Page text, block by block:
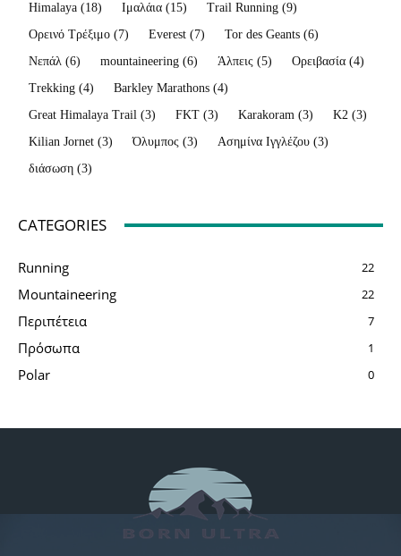
Himalaya (18) Ιμαλάια (15) Trail Running (9)
Ορεινό Τρέξιμο (7) Everest (7) Tor des Geants (6)
Νεπάλ (6) mountaineering (6) Άλπεις (5) Ορειβασία (4)
Trekking (4) Barkley Marathons (4)
Great Himalaya Trail (3) FKT (3) Karakoram (3) K2 (3)
Kilian Jornet (3) Όλυμπος (3) Ασημίνα Ιγγλέζου (3)
διάσωση (3)
CATEGORIES
Running 22
Mountaineering 22
Περιπέτεια 7
Πρόσωπα 1
Polar 0